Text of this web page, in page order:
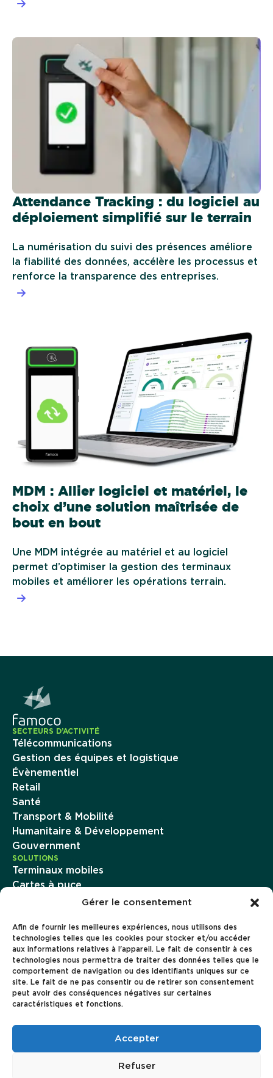
Gérer le consentement
Afin de fournir les meilleures expériences, nous utilisons des
technologies telles que les cookies pour stocker et/ou accéder
aux informations relatives à l'appareil. Le fait de consentir à ces
technologies nous permettra de traiter des données telles que le
comportement de navigation ou des identifiants uniques sur ce
site. Le fait de ne pas consentir ou de retirer son consentement
peut avoir des conséquences négatives sur certaines
caractéristiques et fonctions.
Accepter
Refuser
Attendance Tracking : du logiciel au
déploiement simplifié sur le terrain
La numérisation du suivi des présences améliore
la fiabilité des données, accélère les processus et
renforce la transparence des entreprises.
MDM : Allier logiciel et matériel, le
choix d’une solution maîtrisée de
bout en bout
Une MDM intégrée au matériel et au logiciel
permet d’optimiser la gestion des terminaux
mobiles et améliorer les opérations terrain.
SECTEURS D’ACTIVITÉ
Télécommunications
Gestion des équipes et logistique
Évènementiel
Retail
Santé
Transport & Mobilité
Humanitaire & Développement
Gouvernment
SOLUTIONS
Terminaux mobiles
Cartes à puce
Imprimantes d’émission instantanée
Famoco OS
Paiement
Connectivité
ENTREPRISE
À propos
Carrière
Cas clients